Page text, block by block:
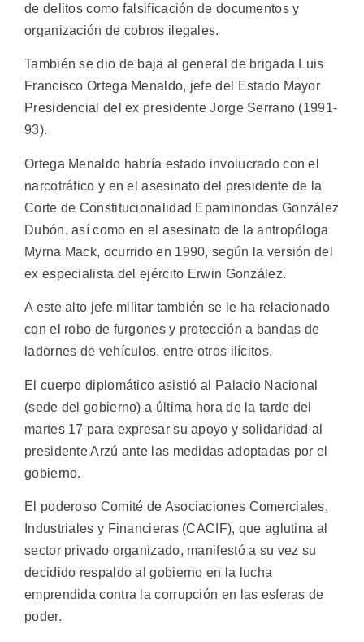
de delitos como falsificación de documentos y
organización de cobros ilegales.
También se dio de baja al general de brigada Luis
Francisco Ortega Menaldo, jefe del Estado Mayor
Presidencial del ex presidente Jorge Serrano (1991-
93).
Ortega Menaldo habría estado involucrado con el
narcotráfico y en el asesinato del presidente de la
Corte de Constitucionalidad Epaminondas González
Dubón, así como en el asesinato de la antropóloga
Myrna Mack, ocurrido en 1990, según la versión del
ex especialista del ejército Erwin González.
A este alto jefe militar también se le ha relacionado
con el robo de furgones y protección a bandas de
ladornes de vehículos, entre otros ilícitos.
El cuerpo diplomático asistió al Palacio Nacional
(sede del gobierno) a última hora de la tarde del
martes 17 para expresar su apoyo y solidaridad al
presidente Arzú ante las medidas adoptadas por el
gobierno.
El poderoso Comité de Asociaciones Comerciales,
Industriales y Financieras (CACIF), que aglutina al
sector privado organizado, manifestó a su vez su
decidido respaldo al gobierno en la lucha
emprendida contra la corrupción en las esferas de
poder.